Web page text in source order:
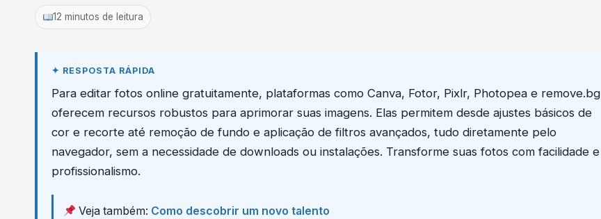
12 minutos de leitura
Para editar fotos online gratuitamente, plataformas como Canva, Fotor, Pixlr, Photopea e remove.bg
oferecem recursos robustos para aprimorar suas imagens. Elas permitem desde ajustes básicos de
cor e recorte até remoção de fundo e aplicação de filtros avançados, tudo diretamente pelo
navegador, sem a necessidade de downloads ou instalações. Transforme suas fotos com facilidade e
profissionalismo.
Veja também: Como descobrir um novo talento